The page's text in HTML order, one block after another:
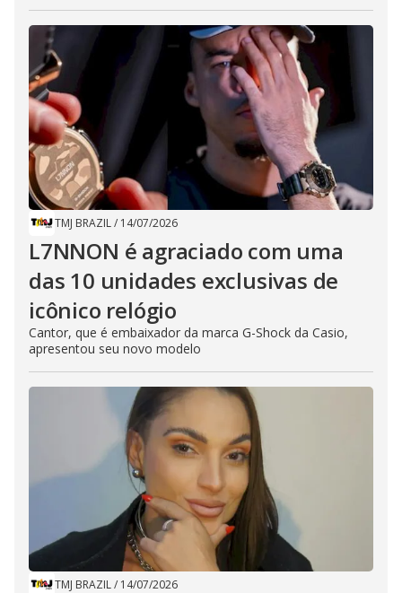
TMJ BRAZIL/ 14/07/2026
L7NNON é agraciado com uma
das 10 unidades exclusivas de
icônico relógio
Cantor, que é embaixador da marca G-Shock da Casio,
apresentou seu novo modelo
TMJ BRAZIL/ 14/07/2026